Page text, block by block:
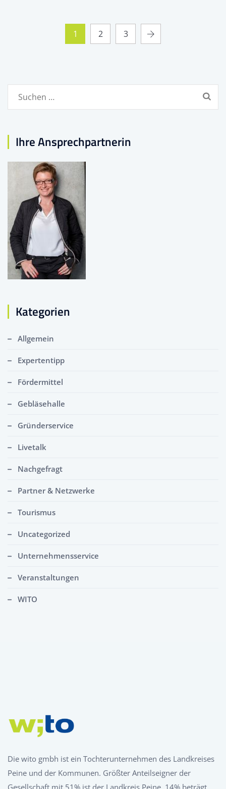
1 2 3
Ihre Ansprechpartnerin
Kategorien
Allgemein
Expertentipp
Fördermittel
Gebläsehalle
Gründerservice
Livetalk
Nachgefragt
Partner & Netzwerke
Tourismus
Uncategorized
Unternehmensservice
Veranstaltungen
WITO
Die wito gmbh ist ein Tochterunternehmen des Landkreises
Peine und der Kommunen. Größter Anteilseigner der
Gesellschaft mit 51% ist der Landkreis Peine, 14% beträgt